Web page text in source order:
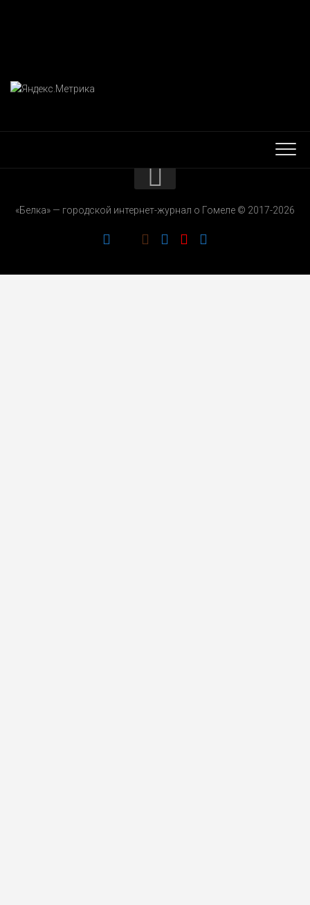
РЕКЛАМОДАТЕЛЯМ
«Белка» — городской интернет-журнал о Гомеле © 2017-2026